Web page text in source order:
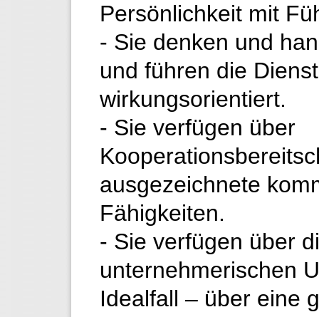
Persönlichkeit mit
- Sie denken und
und führen die
wirkungsorientiert.
- Sie verfügen über
ausgezeichnete
Fähigkeiten.
- Sie verfügen über
unternehmerischen
Idealfall – über eine